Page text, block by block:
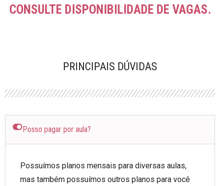
CONSULTE DISPONIBILIDADE DE VAGAS.
PRINCIPAIS DÚVIDAS
Posso pagar por aula?
Possuímos planos mensais para diversas aulas,
mas também possuímos outros planos para você